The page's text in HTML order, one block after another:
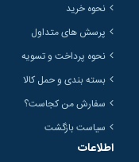
نحوه خرید
پرسش های متداول
نحوه پرداخت و تسویه
بسته بندی و حمل کالا
سفارش من کجاست؟
سیاست بازگشت
اطلاعات